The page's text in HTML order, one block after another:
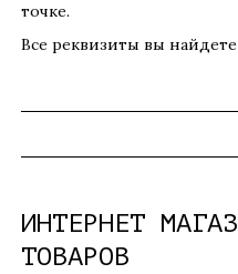
точке.
Все реквизиты вы
ИНТЕРНЕТ
ТОВАРОВ